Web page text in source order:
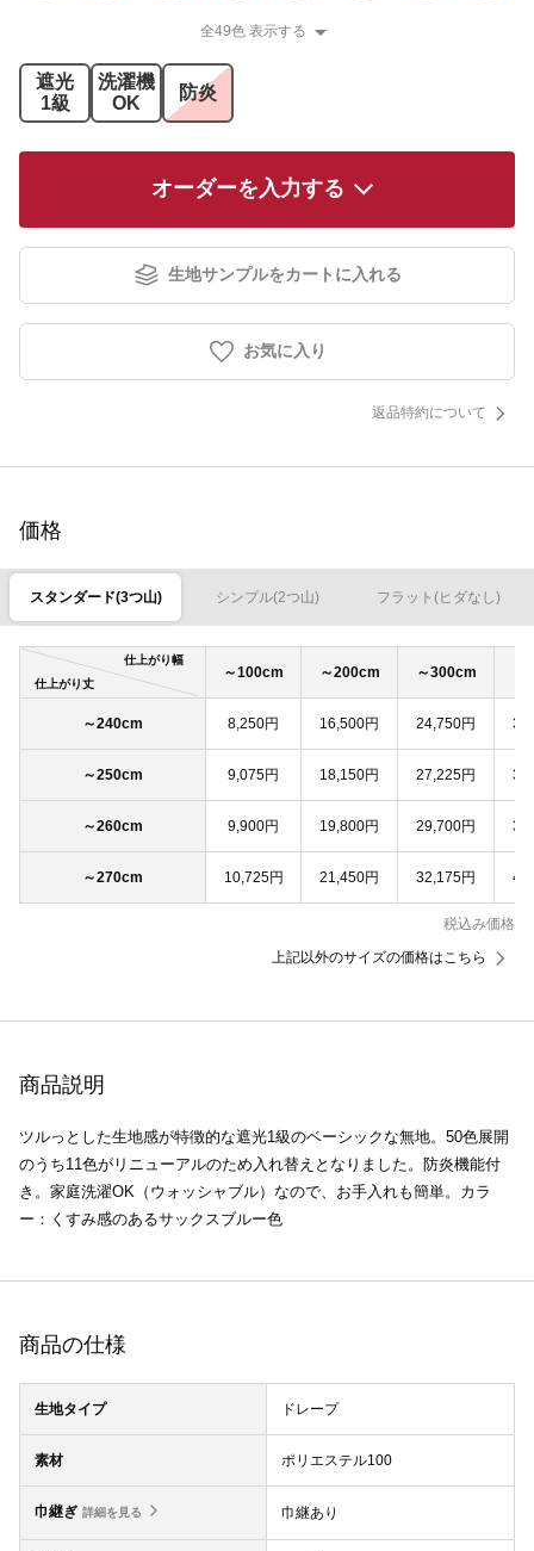
全49色 表示する
遮光
1級
洗濯機
OK
防炎
オーダーを入力する
生地サンプルをカートに入れる
お気に入り
返品特約について
価格
スタンダード(3つ山) シンプル(2つ山) フラット(ヒダなし)
仕上がり幅
仕上がり丈
～100cm ～200cm ～300cm
～240cm 8,250円 16,500円 24,750円
～250cm 9,075円 18,150円 27,225円
～260cm 9,900円 19,800円 29,700円
～270cm 10,725円 21,450円 32,175円
税込み価格
上記以外のサイズの価格はこちら
商品説明
ツルっとした生地感が特徴的な遮光1級のベーシックな無地。50色展開
のうち11色がリニューアルのため入れ替えとなりました。防炎機能付
き。家庭洗濯OK（ウォッシャブル）なので、お手入れも簡単。カラ
ー：くすみ感のあるサックスブルー色
商品の仕様
生地タイプ ドレープ
素材 ポリエステル100
巾継ぎ 詳細を見る 巾継あり